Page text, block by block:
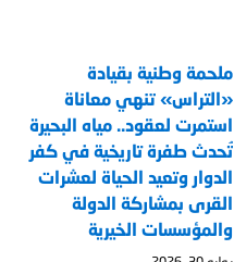
ملحمة وطنية بقيادة
«التراس» تنهي معاناة
استمرت لعقود.. مياه البحيرة
تُحدث طفرة تاريخية في كفر
الدوار وتعيد الحياة لعشرات
القرى بمشاركة الدولة
والمؤسسات الخيرية